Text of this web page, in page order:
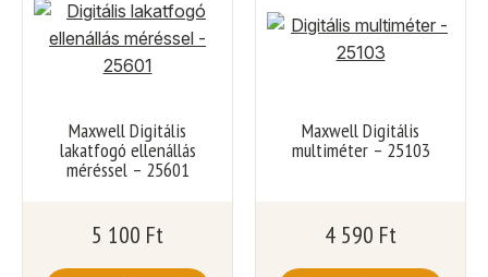
Maxwell Digitális
lakatfogó ellenállás
méréssel – 25601
5 100 Ft
Maxwell Digitális
multiméter – 25103
4 590 Ft